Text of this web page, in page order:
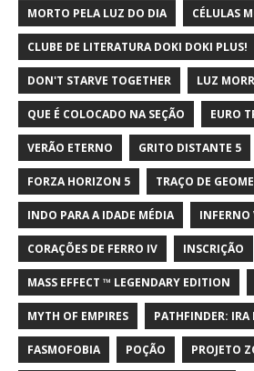
MORTO PELA LUZ DO DIA CÉLULAS
CLUBE DE LITERATURA DOKI DOKI PLUS!
DON'T STARVE TOGETHER LUZ
QUE É COLOCADO NA SEÇÃO EURO
VERÃO ETERNO GRITO DISTANTE 5
FORZA HORIZON 5 TRAÇO DE
INDO PARA A IDADE MÉDIA INFERNO
CORAÇÕES DE FERRO IV INSCRIÇÃO
MASS EFFECT ™ LEGENDARY EDITION
MYTH OF EMPIRES PATHFINDER: IRA
FASMOFOBIA POÇÃO PROJETO